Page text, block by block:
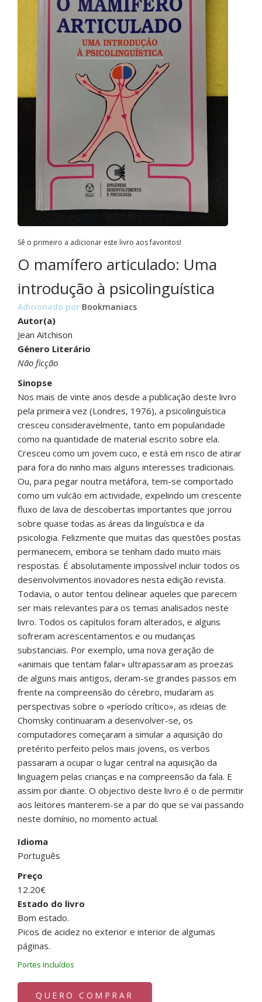
Sê o primeiro a adicionar este livro aos favoritos!
O mamífero articulado: Uma
introdução à psicolinguística
Adicionado por Bookmaniacs
Autor(a)
Jean Aitchison
Género Literário
Não ficção
Sinopse
Nos mais de vinte anos desde a publicação deste livro
pela primeira vez (Londres, 1976), a psicolinguística
cresceu consideravelmente, tanto em popularidade
como na quantidade de material escrito sobre ela.
Cresceu como um jovem cuco, e está em risco de atirar
para fora do ninho mais alguns interesses tradicionais.
Ou, para pegar noutra metáfora, tem-se comportado
como um vulcão em actividade, expelindo um crescente
fluxo de lava de descobertas importantes que jorrou
sobre quase todas as áreas da linguística e da
psicologia. Felizmente que muitas das questões postas
permanecem, embora se tenham dado muito mais
respostas. É absolutamente impossível incluir todos os
desenvolvimentos inovadores nesta edição revista.
Todavia, o autor tentou delinear aqueles que parecem
ser mais relevantes para os temas analisados neste
livro. Todos os capítulos foram alterados, e alguns
sofreram acrescentamentos e ou mudanças
substanciais. Por exemplo, uma nova geração de
«animais que tentam falar» ultrapassaram as proezas
de alguns mais antigos, deram-se grandes passos em
frente na compreensão do cérebro, mudaram as
perspectivas sobre o «período crítico», as ideias de
Chomsky continuaram a desenvolver-se, os
computadores começaram a simular a aquisição do
pretérito perfeito pelos mais jovens, os verbos
passaram a ocupar o lugar central na aquisição da
linguagem pelas crianças e na compreensão da fala. E
assim por diante. O objectivo deste livro é o de permitir
aos leitores manterem-se a par do que se vai passando
neste domínio, no momento actual.
Idioma
Português
Preço
12.20€
Estado do livro
Bom estado.
Picos de acidez no exterior e interior de algumas
páginas.
Portes Incluídos
QUERO COMPRAR